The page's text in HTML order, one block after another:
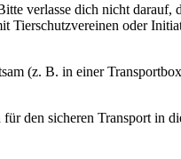
verlasse dich nicht darauf,
Tierschutzvereinen oder
(z. B. in einer
für den sicheren Transport in